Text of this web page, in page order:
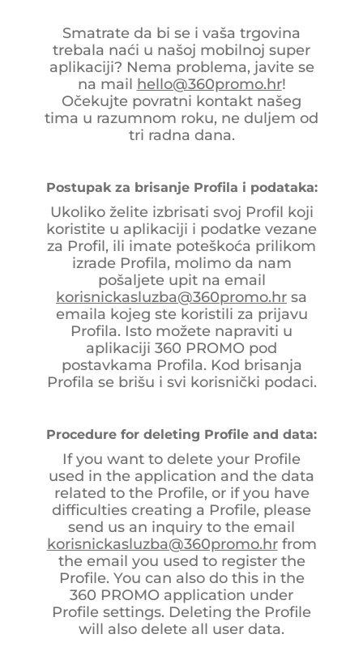
Smatrate da bi se i vaša trgovina
trebala naći u našoj mobilnoj super
aplikaciji? Nema problema, javite se
na mail hello@360promo.hr!
Očekujte povratni kontakt našeg
tima u razumnom roku, ne duljem od
tri radna dana.
Postupak za brisanje Profila i podataka:
Ukoliko želite izbrisati svoj Profil koji
koristite u aplikaciji i podatke vezane
za Profil, ili imate poteškoća prilikom
izrade Profila, molimo da nam
pošaljete upit na email
korisnickasluzba@360promo.hr sa
emaila kojeg ste koristili za prijavu
Profila. Isto možete napraviti u
aplikaciji 360 PROMO pod
postavkama Profila. Kod brisanja
Profila se brišu i svi korisnički podaci.
Procedure for deleting Profile and data:
If you want to delete your Profile
used in the application and the data
related to the Profile, or if you have
difficulties creating a Profile, please
send us an inquiry to the email
korisnickasluzba@360promo.hrfrom
the email you used to register the
Profile. You can also do this in the
360 PROMO application under
Profile settings. Deleting the Profile
will also delete all user data.